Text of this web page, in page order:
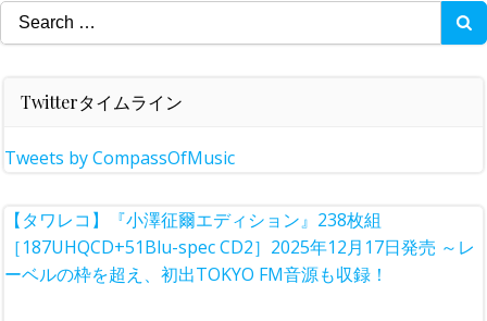
Search
for:
Twitterタイムライン
Tweets by CompassOfMusic
【タワレコ】『小澤征爾エディション』238枚組
［187UHQCD+51Blu-spec CD2］2025年12月17日発売 ～レ
ーベルの枠を超え、初出TOKYO FM音源も収録！